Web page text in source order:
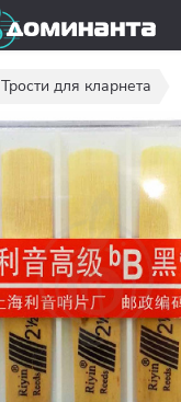
Трости для кларнета